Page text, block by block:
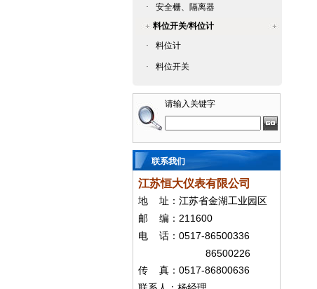
·
安全栅、隔离器
料位开关/料位计
·
料位计
· 料位开关
请输入关键字
联系我们
江苏恒大仪表有限公司
地
址：江苏省金湖工业园区
邮
编： 211600
电 话： 0517-86500336
86500226
传 真： 0517-86800636